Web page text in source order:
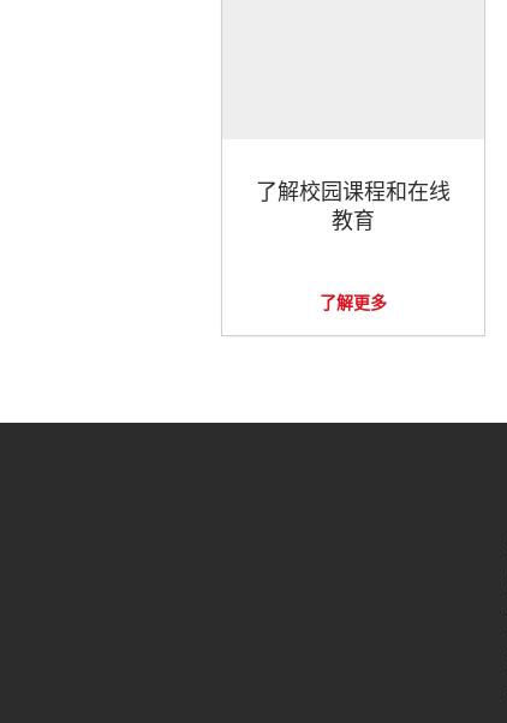
了解校园课程和在线
教育
了解更多